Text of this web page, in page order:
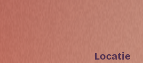
Locatie